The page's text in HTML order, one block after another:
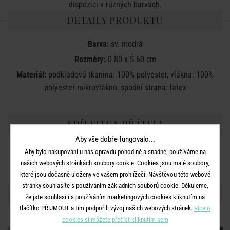
dispozici v různých barvách.
DETAILY PRODUKTU
Barva:sv. modrá
Rozměry:D 80 x Š 60 cm
Materiál: podkladová tkanina: 100% polyester, vlákna: 100%
polyester mikrovlákno, spodní strana: latex
SDÍLEJTE S PŘÁTELI
DALŠÍ PRODUKTY ZE SÉRIE
BESTSELLER
Aby vše dobře fungovalo...
Aby bylo nakupování u nás opravdu pohodlné a snadné, používáme na
našich webových stránkách soubory cookie. Cookies jsou malé soubory,
které jsou dočasně uloženy ve vašem prohlížeči. Návštěvou této webové
stránky souhlasíte s používáním základních souborů cookie. Děkujeme,
že jste souhlasili s používáním marketingových cookies kliknutím na
tlačítko PŘIJMOUT a tím podpořili vývoj našich webových stránek. Více o
cookies si můžete přečíst kliknutím sem